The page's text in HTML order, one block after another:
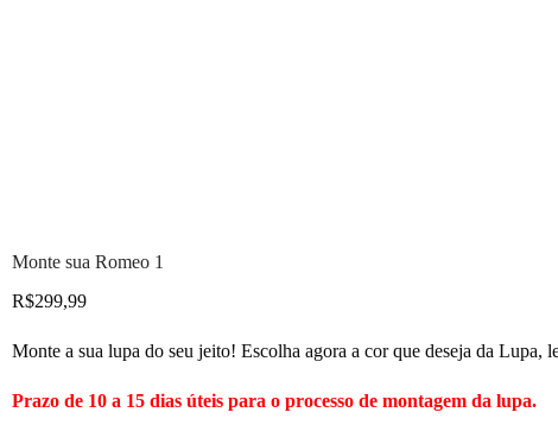
Monte sua Romeo 1
R$299,99
Monte a sua lupa do seu jeito! Escolha agora a cor que deseja da
Prazo de 10 a 15 dias úteis para o processo de montagem da lupa.